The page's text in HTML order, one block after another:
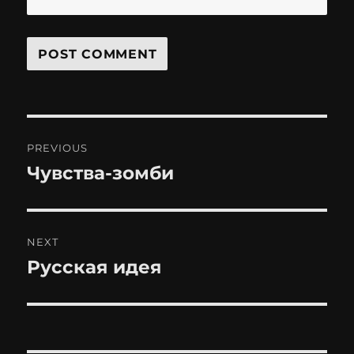
navigation
PREVIOUS
Previous
Чувства-зомби
NEXT
Next
Русская идея